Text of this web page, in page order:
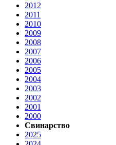
2012
2011
2010
2009
2008
2007
2006
2005
2004
2003
2002
2001
2000
Свинарство
2025